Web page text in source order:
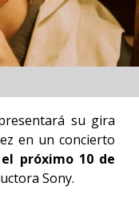
su gira
en un concierto
el próximo 10 de
Sony.